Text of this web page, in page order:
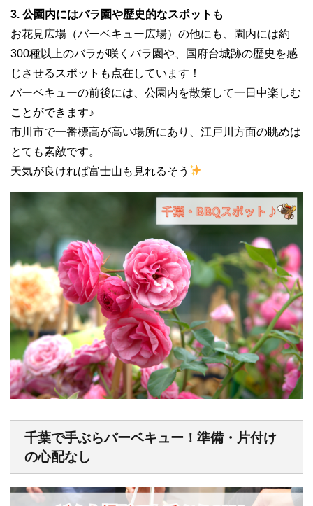
3. 公園内にはバラ園や歴史的なスポットも
お花見広場（バーベキュー広場）の他にも、園内には約
300種以上のバラが咲くバラ園や、国府台城跡の歴史を感
じさせるスポットも点在しています！
バーベキューの前後には、公園内を散策して一日中楽しむ
ことができます♪
市川市で一番標高が高い場所にあり、江戸川方面の眺めは
とても素敵です。
天気が良ければ富士山も見れるそう
千葉で手ぶらバーベキュー！準備・片付け
の心配なし